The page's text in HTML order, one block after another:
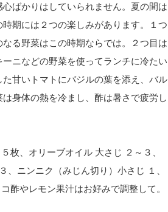
ばかりはしていられません。夏の間は
期には２つの楽しみがあります。１つ
る野菜はこの時期ならでは。２つ目は
ニなどの野菜を使ってランチに冷たい
甘いトマトにバジルの葉を添え、バル
身体の熱を冷まし、酢は暑さで疲労し
枚、オリーブオイル 大さじ ２～３、
ニンニク（みじん切り）小さじ １、
酢やレモン果汁はお好みで調整して。